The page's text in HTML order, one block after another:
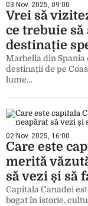
03 Nov. 2025, 09:00
Vrei să
ce trebuie să
destinație
Marbella din Spania
destinații de pe
lume…
02 Nov. 2025, 16:00
Care este
merită
să vezi și să
Capitala Canadei
bogat în istorie,